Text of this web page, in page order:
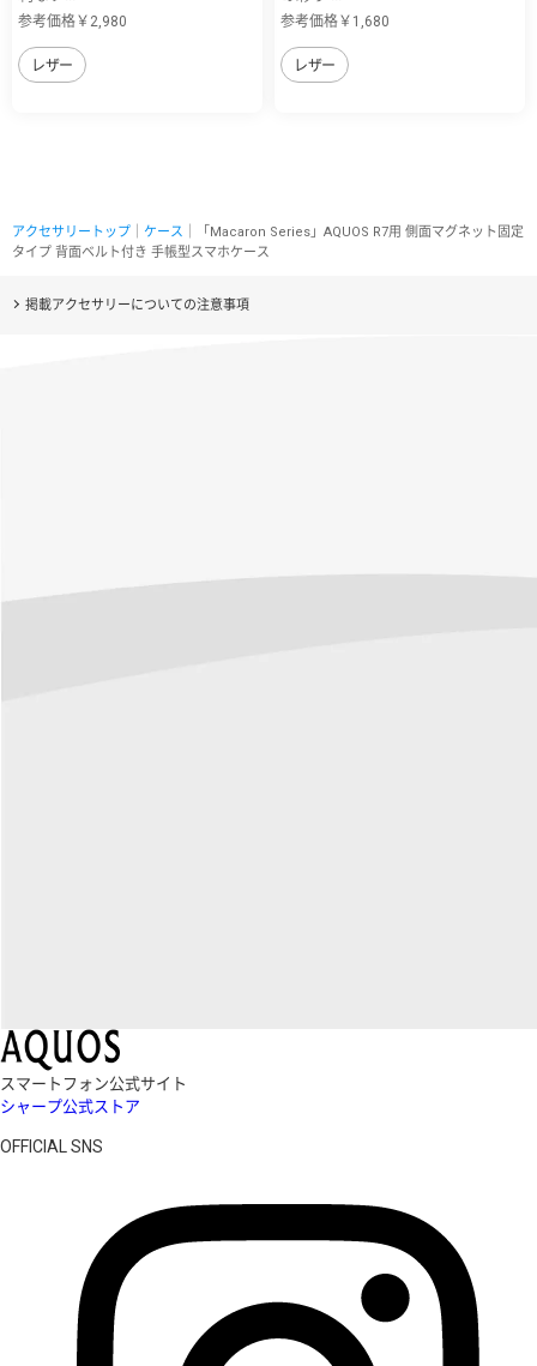
参考価格￥2,980
レザー
参考価格￥1,680
レザー
アクセサリートップ ケース ｜「Macaron Series」AQUOS R7用 側面マグネット固定
タイプ 背面ベルト付き 手帳型スマホケース
掲載アクセサリーについての注意事項
スマートフォン公式サイト
シャープ公式ストア
OFFICIAL SNS